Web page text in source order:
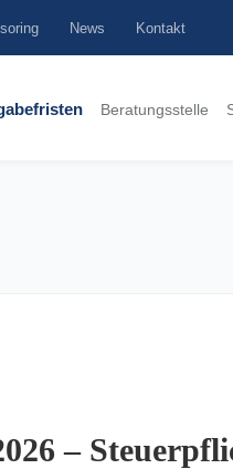
News Kontakt
Beratungsstelle
–